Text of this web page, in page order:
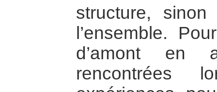
structure,
l’ensemble.
d’amont en
rencontrées